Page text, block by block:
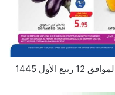
عروض كارفور الأسبوعية 27/9/2023 الموافق 12 ربيع الأول 1445